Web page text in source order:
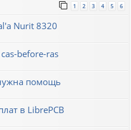
1 2 3 4 5 6
Nurit 8320
before-ras
помощь
в LibrePCB